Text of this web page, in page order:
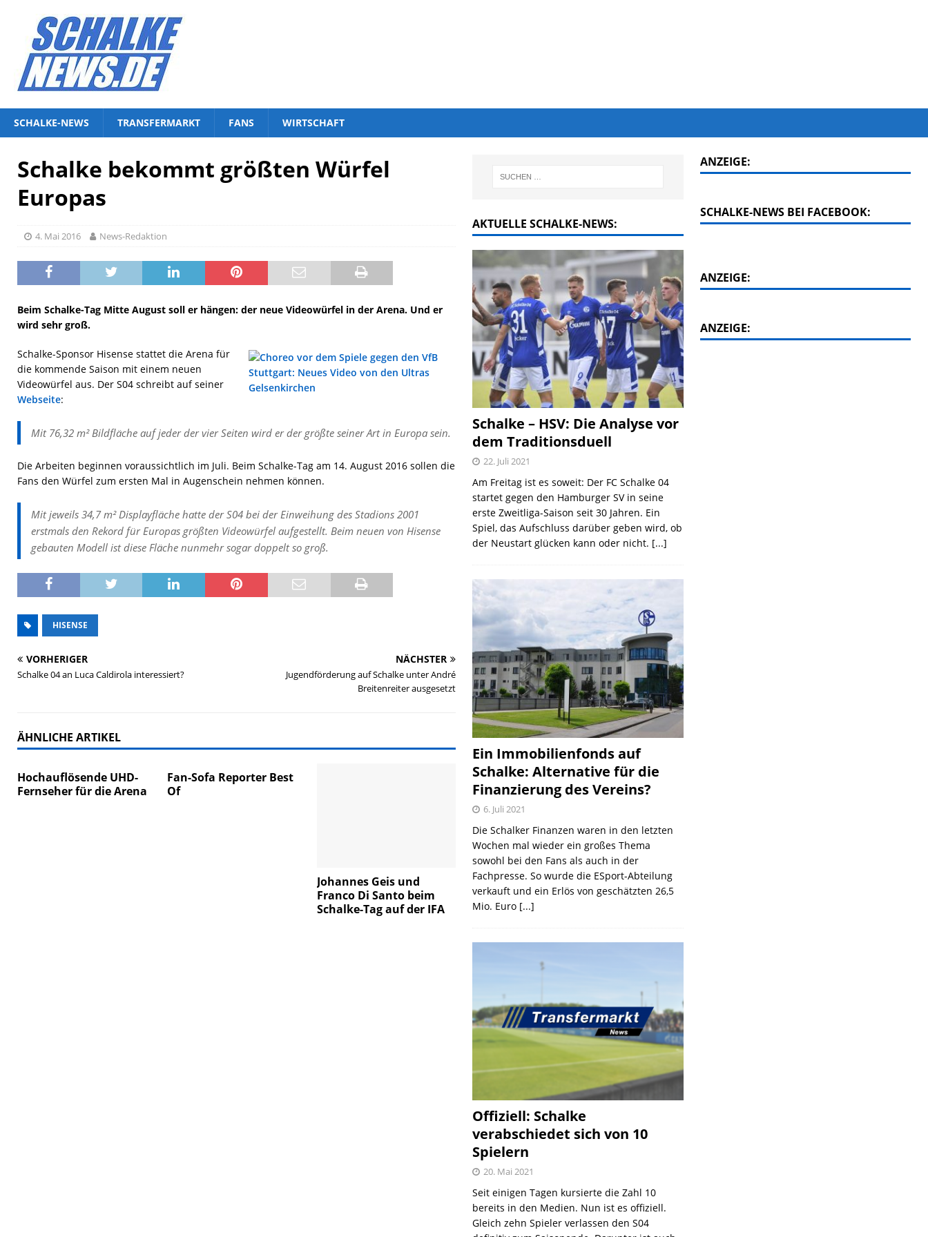
SCHALKE-NEWS TRANSFERMARKT FANS WIRTSCHAFT
Schalke bekommt größten Würfel
Europas
4. Mai 2016 News-Redaktion
Beim Schalke-Tag Mitte August soll er hängen: der neue Videowürfel in der Arena. Und er
wird sehr groß.
Schalke-Sponsor Hisense stattet die Arena für
die kommende Saison mit einem neuen
Videowürfel aus. Der S04 schreibt auf seiner
Webseite:
Mit 76,32 m² Bildfläche auf jeder der vier Seiten wird er der größte seiner Art in Europa sein.
Die Arbeiten beginnen voraussichtlich im Juli. Beim Schalke-Tag am 14. August 2016 sollen die
Fans den Würfel zum ersten Mal in Augenschein nehmen können.
Mit jeweils 34,7 m² Displayfläche hatte der S04 bei der Einweihung des Stadions 2001
erstmals den Rekord für Europas größten Videowürfel aufgestellt. Beim neuen von Hisense
gebauten Modell ist diese Fläche nunmehr sogar doppelt so groß.
HISENSE
VORHERIGER
Schalke 04 an Luca Caldirola interessiert?
NÄCHSTER
Jugendförderung auf Schalke unter André
Breitenreiter ausgesetzt
ÄHNLICHE ARTIKEL
Hochauflösende UHD-
Fernseher für die Arena
Fan-Sofa Reporter Best
Of
Johannes Geis und
Franco Di Santo beim
Schalke-Tag auf der IFA
AKTUELLE SCHALKE-NEWS:
Schalke – HSV: Die Analyse vor
dem Traditionsduell
22. Juli 2021
Am Freitag ist es soweit: Der FC Schalke 04
startet gegen den Hamburger SV in seine
erste Zweitliga-Saison seit 30 Jahren. Ein
Spiel, das Aufschluss darüber geben wird, ob
der Neustart glücken kann oder nicht. [...]
Ein Immobilienfonds auf
Schalke: Alternative für die
Finanzierung des Vereins?
6. Juli 2021
Die Schalker Finanzen waren in den letzten
Wochen mal wieder ein großes Thema
sowohl bei den Fans als auch in der
Fachpresse. So wurde die ESport-Abteilung
verkauft und ein Erlös von geschätzten 26,5
Mio. Euro [...]
Offiziell: Schalke
verabschiedet sich von 10
Spielern
20. Mai 2021
Seit einigen Tagen kursierte die Zahl 10
bereits in den Medien. Nun ist es offiziell.
Gleich zehn Spieler verlassen den S04
ANZEIGE:
SCHALKE-NEWS BEI FACEBOOK:
ANZEIGE:
ANZEIGE: